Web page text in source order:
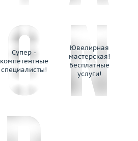
Супер -
компетентные
специалисты!
Ювелирная
мастерская!
Бесплатные
услуги!